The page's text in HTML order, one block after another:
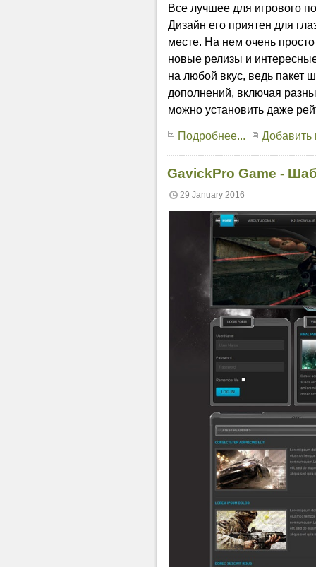
Все лучшее для игрового
Дизайн его приятен для
месте. На нем очень
новые релизы и
на любой вкус, ведь пакет
дополнений, включая
можно установить даже
Подробнее... Добавить
GavickPro Game -
29 January 2016